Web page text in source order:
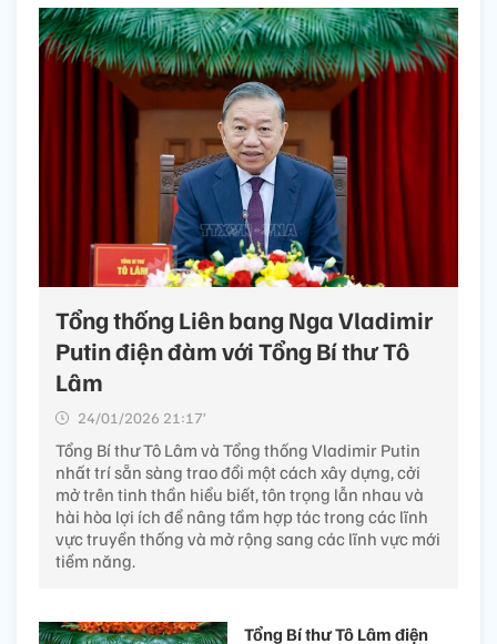
Tổng thống Liên bang Nga Vladimir
Putin điện đàm với Tổng Bí thư Tô
Lâm
24/01/2026 21:17’
Tổng Bí thư Tô Lâm và Tổng thống Vladimir Putin
nhất trí sẵn sàng trao đổi một cách xây dựng, cởi
mở trên tinh thần hiểu biết, tôn trọng lẫn nhau và
hài hòa lợi ích để nâng tầm hợp tác trong các lĩnh
vực truyền thống và mở rộng sang các lĩnh vực mới
tiềm năng.
Tổng Bí thư Tô Lâm điện